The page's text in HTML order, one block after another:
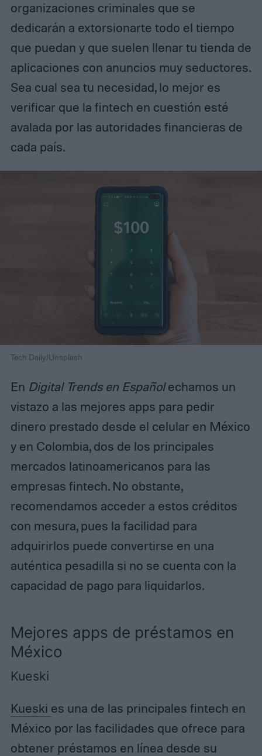
organizaciones criminales que se
dedicarán a extorsionarte todo el tiempo
que puedan y que suelen llenar tu tienda de
aplicaciones con anuncios muy seductores.
Sea cual sea tu necesidad, lo mejor es
verificar que la fintech en cuestión esté
avalada por las autoridades financieras de
cada país.
Tech Daily/Unsplash
En Digital Trends en Españolechamos un
vistazo a las mejores apps para pedir
dinero prestado desde el celular en México
y en Colombia, dos de los principales
mercados latinoamericanos para las
empresas fintech. No obstante,
recomendamos acceder a estos créditos
con mesura, pues la facilidad para
adquirirlos puede convertirse en una
auténtica pesadilla si no se cuenta con la
capacidad de pago para liquidarlos.
Mejores apps de préstamos en
México
Kueski
Kueski es una de las principales fintech en
México por las facilidades que ofrece para
obtener préstamos en línea desde su